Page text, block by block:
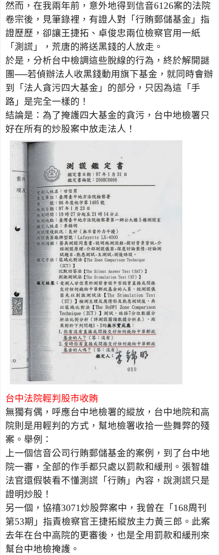
然而，在我兩年前，意外地得到信音6126案的法院
卷宗後，見筆錄裡，有證人對「行賄郵儲基金」指
證歷歷，卻讓王捷拓、卓俊忠兩位檢察官用一紙
「測謊」，荒唐的將送黑錢的人放走。
於是，分析台中檢調這些脫線的行為，終於解開謎
團──若偵辦法人收黑錢動用旗下基金，就同時會辦
到「法人貪污四大基金」的部分，只因為這「手
路」是完全一樣的！
結論是：為了掩護四大基金的貪污，台中地檢署只
好在所有的炒股案中放走法人！
台中法院輕判股市收賄
無獨有偶，呼應台中地檢署的縱放，台中地院和高
院則是用輕判的方式，幫地檢署收拾一些舞弊的殘
案。舉例：
上一個信音公司行賄郵儲基金的案例，到了台中地
院一審，全部的作手都只處以罰款和緩刑。張智雄
法官還假裝看不懂測謊「行賄」內容，說測謊只是
證明炒股！
另一個，協禧3071炒股弊案中，我曾在「 168周刊
第53期」指責檢察官王捷拓縱放主力黃三郎。此案
去年在台中高院的更審後，也是全用罰款和緩刑來
幫台中地檢掩護。